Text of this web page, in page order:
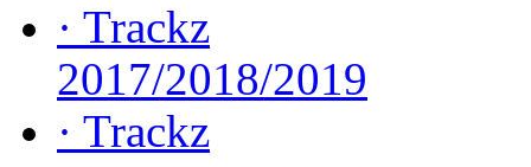
· Trackz
2017/2018/2019
· Trackz